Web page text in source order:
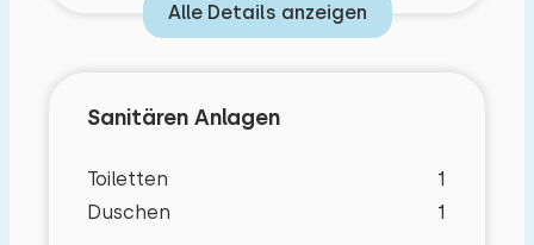
Eigenschaften
Alle Details anzeigen
Sanitären Anlagen
Toiletten
1
Duschen
1